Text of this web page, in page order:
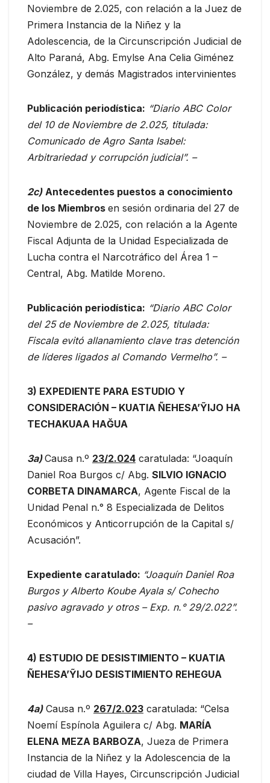
Noviembre de 2.025, con relación a la Juez de
Primera Instancia de la Niñez y la
Adolescencia, de la Circunscripción Judicial de
Alto Paraná, Abg. Emylse Ana Celia Giménez
González, y demás Magistrados intervinientes
Publicación periodística: “Diario ABC Color
del 10 de Noviembre de 2.025, titulada:
Comunicado de Agro Santa Isabel:
Arbitrariedad y corrupción judicial”. –
2c) Antecedentes puestos a conocimiento
de los Miembros en sesión ordinaria del 27 de
Noviembre de 2.025, con relación a la Agente
Fiscal Adjunta de la Unidad Especializada de
Lucha contra el Narcotráfico del Área 1 –
Central, Abg. Matilde Moreno.
Publicación periodística: “Diario ABC Color
del 25 de Noviembre de 2.025, titulada:
Fiscala evitó allanamiento clave tras detención
de líderes ligados al Comando Vermelho”. –
3) EXPEDIENTE PARA ESTUDIO Y
CONSIDERACIÓN – KUATIA ÑEHESA’ỸIJO HA
TECHAKUAA HAĞUA
3a)Causa n.º 23/2.024 caratulada: “Joaquín
Daniel Roa Burgos c/ Abg. SILVIO IGNACIO
CORBETA DINAMARCA, Agente Fiscal de la
Unidad Penal n.° 8 Especializada de Delitos
Económicos y Anticorrupción de la Capital s/
Acusación”.
Expediente caratulado: “Joaquín Daniel Roa
Burgos y Alberto Koube Ayala s/ Cohecho
pasivo agravado y otros – Exp. n.° 29/2.022”.
–
4) ESTUDIO DE DESISTIMIENTO – KUATIA
ÑEHESA’ỸIJO DESISTIMIENTO REHEGUA
4a)Causa n.º 267/2.023 caratulada: “Celsa
Noemí Espínola Aguilera c/ Abg. MARÍA
ELENA MEZA BARBOZA, Jueza de Primera
Instancia de la Niñez y la Adolescencia de la
ciudad de Villa Hayes, Circunscripción Judicial